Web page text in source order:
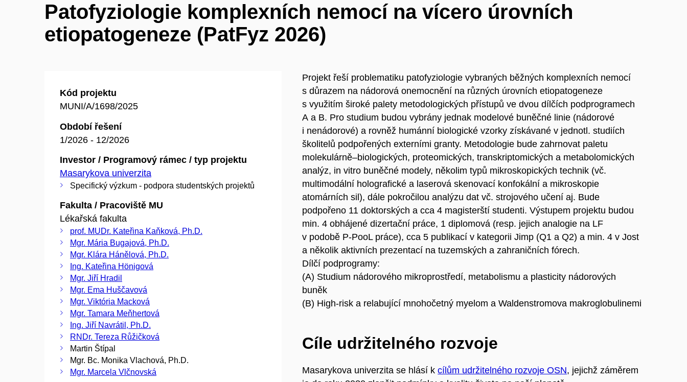
Patofyziologie komplexních nemocí na vícero úrovních
etiopatogeneze (PatFyz 2026)
Kód projektu
MUNI/A/1698/2025
Období řešení
1/2026 - 12/2026
Investor / Programový rámec / typ projektu
Masarykova univerzita
Specifický výzkum - podpora studentských projektů
Fakulta / Pracoviště MU
Lékařská fakulta
prof. MUDr. Kateřina Kaňková, Ph.D.
Mgr. Mária Bugajová, Ph.D.
Mgr. Klára Hánělová, Ph.D.
Ing. Kateřina Hönigová
Mgr. Jiří Hradil
Mgr. Ema Huščavová
Mgr. Viktória Macková
Mgr. Tamara Meňhertová
Ing. Jiří Navrátil, Ph.D.
RNDr. Tereza Růžičková
Martin Štípal
Mgr. Bc. Monika Vlachová, Ph.D.
Mgr. Marcela Vlčnovská
Projekt řeší problematiku patofyziologie vybraných běžných komplexních nemocí
s důrazem na nádorová onemocnění na různých úrovních etiopatogeneze
s využitím široké palety metodologických přístupů ve dvou dílčích podprogramech
A a B. Pro studium budou vybrány jednak modelové buněčné linie (nádorové
i nenádorové) a rovněž humánní biologické vzorky získávané v jednotl. studiích
školitelů podpořených externími granty. Metodologie bude zahrnovat paletu
molekulárně–biologických, proteomických, transkriptomických a metabolomických
analýz, in vitro buněčné modely, několim typů mikroskopických technik (vč.
multimodální holografické a laserová skenovací konfokální a mikroskopie
atomárních sil), dále pokročilou analýzu dat vč. strojového učení aj. Bude
podpořeno 11 doktorských a cca 4 magisterští studenti. Výstupem projektu budou
min. 4 obhájené dizertační práce, 1 diplomová (resp. jejich analogie na LF
v podobě P-PooL práce), cca 5 publikací v kategorii Jimp (Q1 a Q2) a min. 4 v Jost
a několik aktivních prezentací na tuzemských a zahraničních fórech.
Dílčí podprogramy:
(A) Studium nádorového mikroprostředí, metabolismu a plasticity nádorových
buněk
(B) High-risk a relabující mnohočetný myelom a Waldenstromova makroglobulinemi
Cíle udržitelného rozvoje
Masarykova univerzita se hlásí kcílům udržitelného rozvoje OSN, jejichž záměrem